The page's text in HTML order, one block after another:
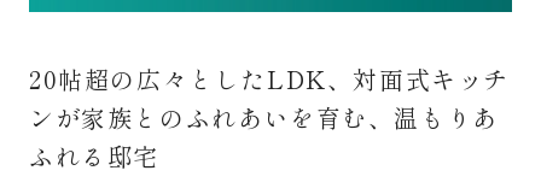
20帖超の広々としたLDK、対面式キッチ
ンが家族とのふれあいを育む、温もりあ
ふれる邸宅